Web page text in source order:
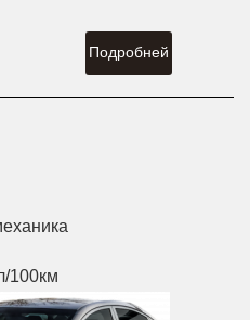
Подробней
100км